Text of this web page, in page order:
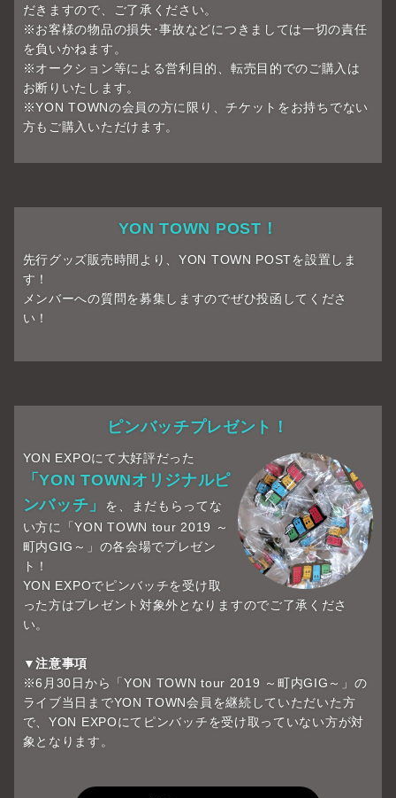
だきますので、ご了承ください。
※お客様の物品の損失･事故などにつきましては一切の責任
を負いかねます。
※オークション等による営利目的、転売目的でのご購入は
お断りいたします。
※YON TOWNの会員の方に限り、チケットをお持ちでない
方もご購入いただけます。
YON TOWN POST！
先行グッズ販売時間より、YON TOWN POSTを設置しま
す！
メンバーへの質問を募集しますのでぜひ投函してくださ
い！
ピンバッチプレゼント！
YON EXPOにて大好評だった
「YON TOWNオリジナルピ
ンバッチ」
を、まだもらってな
い方に「YON TOWN tour 2019 ～
町内GIG～」の各会場でプレゼン
ト！
YON EXPOでピンバッチを受け取
った方はプレゼント対象外となりますのでご了承くださ
い。
▼注意事項
※6月30日から「YON TOWN tour 2019 ～町内GIG～」の
ライブ当日までYON TOWN会員を継続していただいた方
で、YON EXPOにてピンバッチを受け取っていない方が対
象となります。